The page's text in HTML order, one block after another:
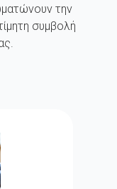
την
συμβολή